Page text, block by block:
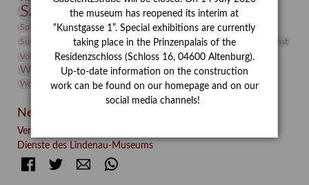
Sammlung Samstagszeichner Skulptur
Sonderausstellung
Sphinx
studio Studio Bildende Kunst
studioDIGITAL
Suermondt-Ludwig-Museum
Vermittlung Video
Videokunst
Volontariat
Walter Rheiner Weihnachten Werefkin
Werkbetrachtung Winter Wissenschaft
Wolf and Dog
Wolf und Hund
Zirkuswoche
Neueste Beiträge
Verschenkt, verkauft, vergessen? – Kunstdetektivinnen im
Dienste des Lindenau-Museums
FacebookTwitter E-mail
the museum has reopened its interim at
“Kunstgasse 1”. Special exhibitions are currently
taking place in the Prinzenpalais of the
Residenzschloss (Schloss 16, 04600 Altenburg).
Up-to-date information on the construction
work can be found on our homepage and on our
social media channels!